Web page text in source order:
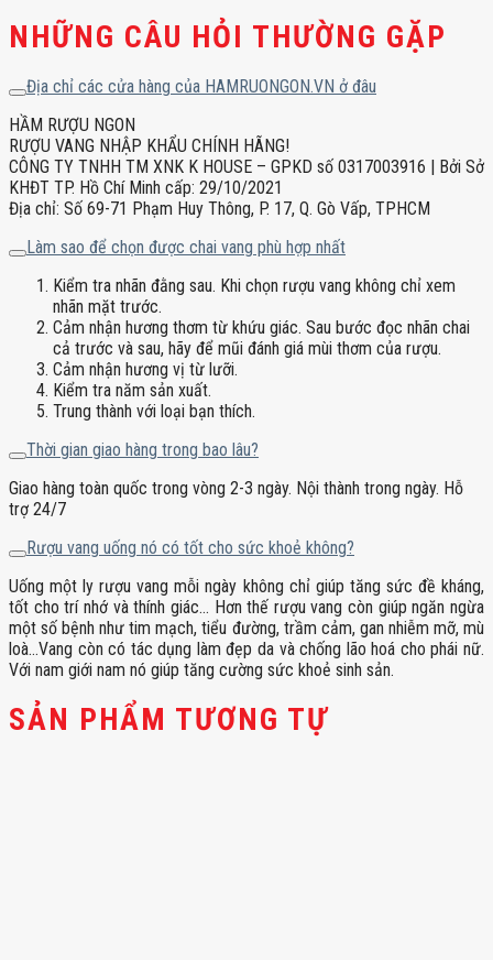
NHỮNG CÂU HỎI THƯỜNG GẶP
Địa chỉ các cửa hàng của HAMRUONGON.VN ở đâu
HẦM RƯỢU NGON
RƯỢU VANG NHẬP KHẨU CHÍNH HÃNG!
CÔNG TY TNHH TM XNK K HOUSE – GPKD số 0317003916 | Bởi Sở
KHĐT TP. Hồ Chí Minh cấp: 29/10/2021
Địa chỉ: Số 69-71 Phạm Huy Thông, P. 17, Q. Gò Vấp, TPHCM
Làm sao để chọn được chai vang phù hợp nhất
Kiểm tra nhãn đằng sau. Khi chọn rượu vang không chỉ xem
nhãn mặt trước.
Cảm nhận hương thơm từ khứu giác. Sau bước đọc nhãn chai
cả trước và sau, hãy để mũi đánh giá mùi thơm của rượu.
Cảm nhận hương vị từ lưỡi.
Kiểm tra năm sản xuất.
Trung thành với loại bạn thích.
Thời gian giao hàng trong bao lâu?
Giao hàng toàn quốc trong vòng 2-3 ngày. Nội thành trong ngày. Hỗ
trợ 24/7
Rượu vang uống nó có tốt cho sức khoẻ không?
Uống một ly rượu vang mỗi ngày không chỉ giúp tăng sức đề kháng,
tốt cho trí nhớ và thính giác… Hơn thế rượu vang còn giúp ngăn ngừa
một số bệnh như tim mạch, tiểu đường, trầm cảm, gan nhiễm mỡ, mù
loà…Vang còn có tác dụng làm đẹp da và chống lão hoá cho phái nữ.
Với nam giới nam nó giúp tăng cường sức khoẻ sinh sản.
SẢN PHẨM TƯƠNG TỰ